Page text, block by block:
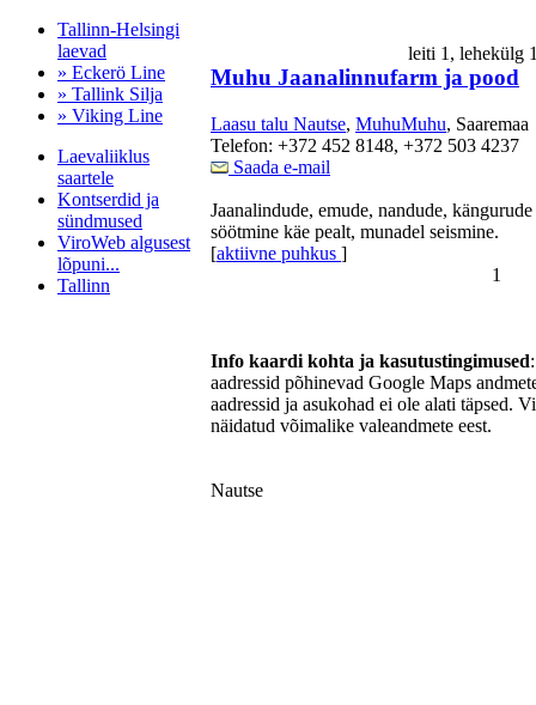
Tallinn-Helsingi
laevad
» Eckerö Line
» Tallink Silja
» Viking Line
Laevaliiklus
saartele
Kontserdid ja
sündmused
ViroWeb algusest
lõpuni...
Tallinn
leiti 1,
Muhu Jaanalinnufarm ja pood
Laasu talu Nautse, MuhuMuhu, Saaremaa
Telefon: +372 452 8148, +372 503 4237
Saada e-mail
Jaanalindude, emude, nandude,
söötmine käe pealt, munadel seismine.
[aktiivne puhkus ]
1
Info kaardi kohta ja kasutustingimused
aadressid põhinevad Google Maps
aadressid ja asukohad ei ole alati täpsed.
näidatud võimalike valeandmete eest.
Nautse